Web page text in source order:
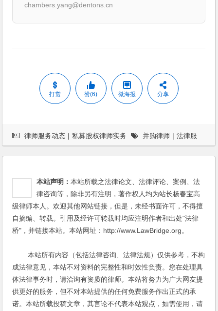
chambers.yang@dentons.cn
打赏 赞(6) 微海报 分享
律师服务动态 | 私募股权律师实务 并购律师 | 法律服
本站声明：本站所载之法律论文、法律评论、案例、法
律咨询等，除非另有注明，著作权人均为站长杨春宝高
级律师本人。欢迎其他网站链接，但是，未经书面许可，不得擅
自摘编、转载。引用及经许可转载时均应注明作者和出处"法律
桥"，并链接本站。本站网址：http://www.LawBridge.org。
本站所有内容（包括法律咨询、法律法规）仅供参考，不构
成法律意见，本站不对资料的完整性和时效性负责。您在处理具
体法律事务时，请洽询有资质的律师。本站将努力为广大网友提
供更好的服务，但不对本站提供的任何免费服务作出正式的承
诺。本站所载投稿文章，其言论不代表本站观点，如需使用，请